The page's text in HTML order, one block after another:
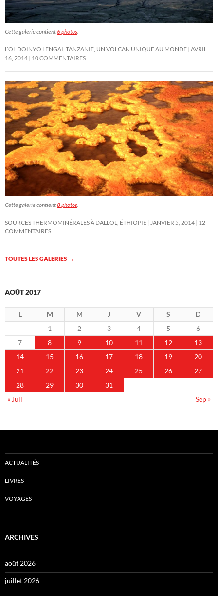
Cette galerie contient6 photos.
L’OL DOINYO LENGAI, TANZANIE, UN VOLCAN UNIQUE AU MONDE AVRIL
16, 2014 10 COMMENTAIRES
Cette galerie contient8 photos.
SOURCES THERMOMINÉRALES À DALLOL, ÉTHIOPIE JANVIER 5, 2014 12
COMMENTAIRES
TOUTES LES GALERIES →
AOÛT 2017
L M M J V S
D
1
2 3 4 5
6
7
8 9 10 11 12
13
14
15 16 17 18 19
20
21
22 23 24 25 26
27
28
29 30
31
« Juil
Sep »
ACTUALITÉS
LIVRES
VOYAGES
ARCHIVES
août 2026
juillet 2026